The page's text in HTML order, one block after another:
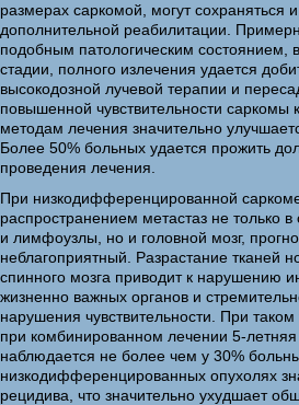
размерах саркомой, могут сохраняться
дополнительной реабилитации.
подобным патологическим состоянием,
стадии, полного излечения удается
высокодозной лучевой терапии и
повышенной чувствительности
методам лечения значительно
Более 50% больных удается прожить
проведения лечения.
При низкодифференцированной
распространением метастаз не только
и лимфоузлы, но и головной мозг,
неблагоприятный. Разрастание тканей
спинного мозга приводит к нарушению
жизненно важных органов и
нарушения чувствительности. При
при комбинированном лечении 5-
наблюдается не более чем у 30%
низкодифференцированных опухолях
рецидива, что значительно ухудшает